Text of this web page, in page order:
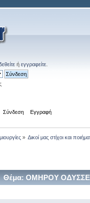
ή εγγραφείτε
Σύνδεση Εγγραφή
» Δικοί μας στίχοι και
Θέμα: ΟΜΗΡΟΥ